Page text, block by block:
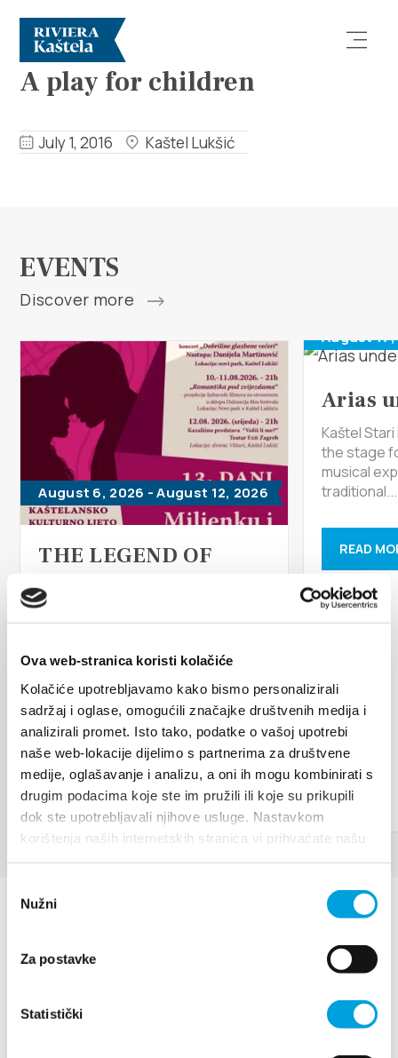
Ova web-stranica koristi kolačiće
Kolačiće upotrebljavamo kako bismo personalizirali
sadržaj i oglase, omogućili značajke društvenih medija i
analizirali promet. Isto tako, podatke o vašoj upotrebi
naše web-lokacije dijelimo s partnerima za društvene
medije, oglašavanje i analizu, a oni ih mogu kombinirati s
drugim podacima koje ste im pružili ili koje su prikupili
dok ste upotrebljavali njihove usluge. Nastavkom
korištenja naših internetskih stranica vi prihvaćate našu
pristanka
Nužni
Za postavke
Statistički
Destination
What to do
Info
Multimedia
Tourist office
Safe in Dalmatia
en
info@kastela-info.hr
Villa Nika, Kamberovo šetalište 30,
21216 Kaštel Stari, Hrvatska
Directions
EVENTS
A play for children
July 1, 2016 Kaštel Lukšić
EVENTS
Discover more
August 6, 2026 - August 12, 2026
THE LEGEND OF
MILJENKO I DOBRILA
For the 13th year in a row, the City
Board want to brand Kaštela as
READ MORE
August
Arias
Kaštel
the stage
musical
traditional...
READ
Villa Nika, Kamberovo šetalište 30